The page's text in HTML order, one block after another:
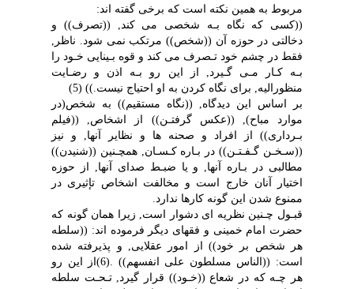
مربوط به همین نکته است که برخى گفته اند:
((کسى که نگاه بـه شخصى مى کند, ((تصرف)) و
دخالتى در حوزه آن ((شخص)) مرتکب نمى شود. ناظر,
فقط در چشم خود تـصرف مى کند و قوه بـینایى خـود را
بـه کـار مـى گـیرد, از این رو بـه اذن و رضـایت
منظورالیه, براى نگاه کردن به او احتیاج نیست.)) (5)
بر اساس این دیدگاه, ((نگاه مستقیم)) به شخص(در
موارد مباح), ((عکس گرفتـن)) از اشخاص, ((فیلم
بـردارى)) از افراد و صحنه ها و نظایر آنها, و نیز
((سـخـن گـفـتـن)) در بـاره کـسـان, همچـنین ((شنیدن))
مطالبى در بـاره آنها, و یا ضبـط صداى آنها, از حوزه
اختیار آنان خارج است و مخالفت اشخاص تإثیرى در
ممنوع شدن این گونه کارها ندارد.
قبـول چـنین نظریه اى دشوار است, زیرا همان گونه که
حضرت امام خمینى و فقهاى دیگر فرموده اند: ((سلطه
هر شخص بر خود)) از امور عقلایى, و پذیرفته شده
است: ((الناس مسلطون على انفسهم)) .(6)از این رو
هر چـه که در شعاع ((خـود)) قرار گیرد, تـحـت سلطه